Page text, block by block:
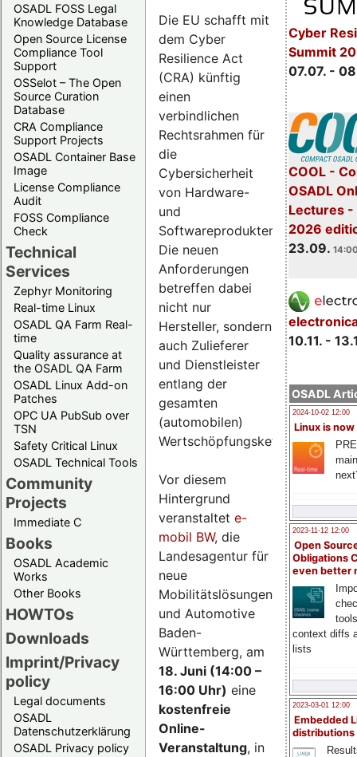
OSADL FOSS Legal
Knowledge Database
Open Source License
Compliance Tool
Support
OSSelot – The Open
Source Curation
Database
CRA Compliance
Support Projects
OSADL Container Base
Image
License Compliance
Audit
FOSS Compliance
Check
Technical
Services
Zephyr Monitoring
Real-time Linux
OSADL QA Farm Real-
time
Quality assurance at
the OSADL QA Farm
OSADL Linux Add-on
Patches
OPC UA PubSub over
TSN
Safety Critical Linux
OSADL Technical Tools
Community
Projects
Immediate C
Books
OSADL Academic
Works
Other Books
HOWTOs
Downloads
Imprint/Privacy
policy
Legal documents
OSADL
Datenschutzerklärung
OSADL Privacy policy
Cyber
Summit
07.07. -
COOL -
OSADL
Lectures -
2026
23.09.
10.11. -
OSADL
2024-10-02 12:00
Linux is now
2023-11-12 12:00
Open
Obligations
even better
context diffs
lists
2023-03-01 12:00
Embedded
distributions
Die EU schafft mit
dem Cyber
Resilience Act
(CRA) künftig
einen
verbindlichen
Rechtsrahmen für
die
Cybersicherheit
von Hardware-
und
Softwareprodukten.
Die neuen
Anforderungen
betreffen dabei
nicht nur
Hersteller, sondern
auch Zulieferer
und Dienstleister
entlang der
gesamten
(automobilen)
Wertschöpfungskette.
Vor diesem
Hintergrund
veranstaltet e-
mobil BW, die
Landesagentur für
neue
Mobilitätslösungen
und Automotive
Baden-
Württemberg, am
18. Juni (14:00 –
16:00 Uhr) eine
kostenfreie
Online-
Veranstaltung, in